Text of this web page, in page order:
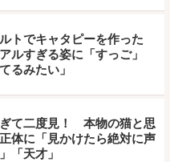
トでキャタピーを作った
ルすぎる姿に「すっご」
るみたい」
て二度見！ 本物の猫と思
体に「見かけたら絶対に声
「天才」